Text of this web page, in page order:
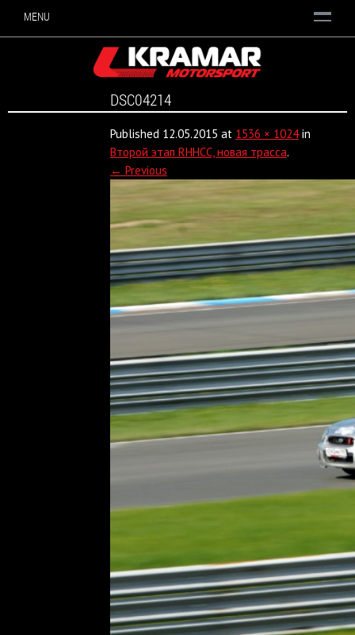
MENU
DSC04214
Published 12.05.2015 at 1536 × 1024in
Второй этап RHHCC, новая трасса.
← Previous